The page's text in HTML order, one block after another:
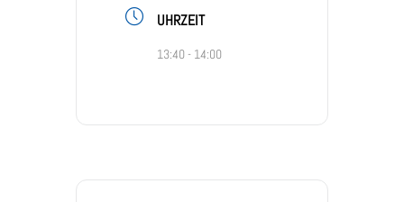
UHRZEIT
13:40 - 14:00